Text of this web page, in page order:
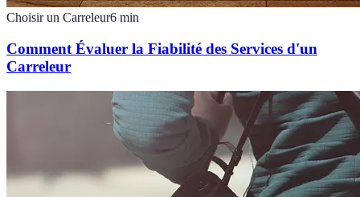
Choisir un Carreleur6 min
Comment Évaluer la Fiabilité des Services d'un
Carreleur